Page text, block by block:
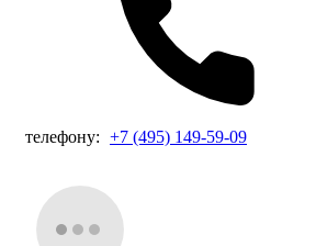
телефону: +7 (495) 149-59-09